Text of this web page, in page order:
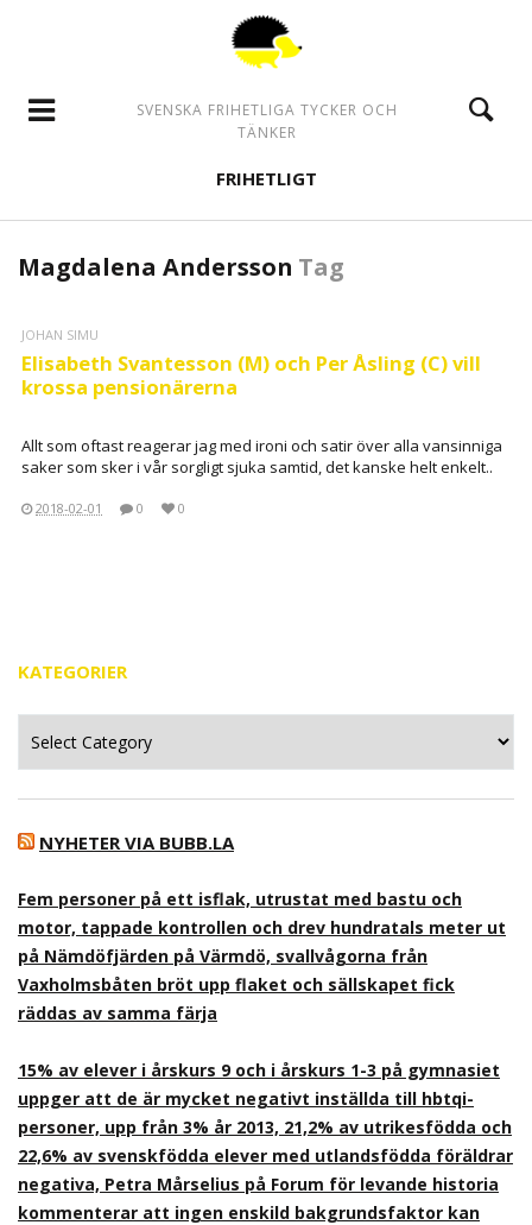
SVENSKA FRIHETLIGA TYCKER OCH
TÄNKER
FRIHETLIGT
Magdalena Andersson Tag
JOHAN SIMU
Elisabeth Svantesson (M) och Per Åsling (C) vill
krossa pensionärerna
Allt som oftast reagerar jag med ironi och satir över alla vansinniga
saker som sker i vår sorgligt sjuka samtid, det kanske helt enkelt..
2018-02-01 0 0
KATEGORIER
NYHETER VIA BUBB.LA
Fem personer på ett isflak, utrustat med bastu och
motor, tappade kontrollen och drev hundratals meter ut
på Nämdöfjärden på Värmdö, svallvågorna från
Vaxholmsbåten bröt upp flaket och sällskapet fick
räddas av samma färja
15% av elever i årskurs 9 och i årskurs 1-3 på gymnasiet
uppger att de är mycket negativt inställda till hbtqi-
personer, upp från 3% år 2013, 21,2% av utrikesfödda och
22,6% av svenskfödda elever med utlandsfödda föräldrar
negativa, Petra Mårselius på Forum för levande historia
kommenterar att ingen enskild bakgrundsfaktor kan